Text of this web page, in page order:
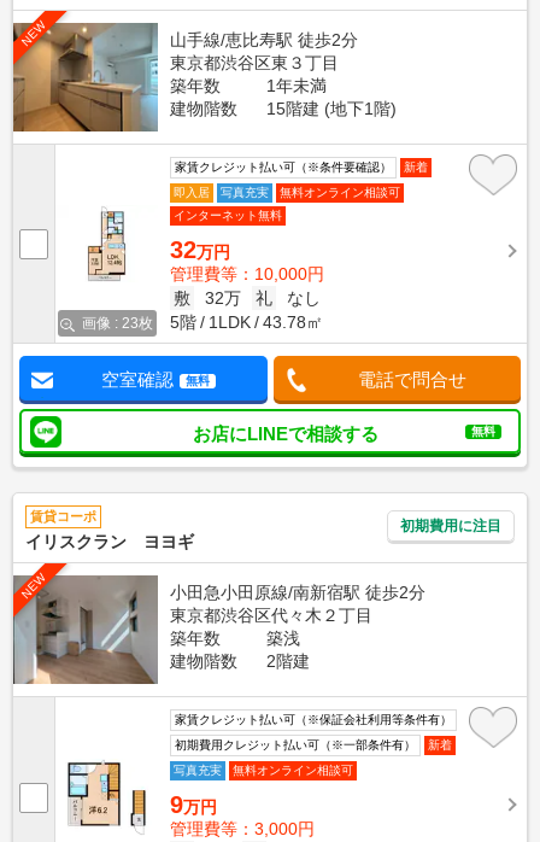
NEW
山手線/恵比寿駅 徒歩2分
東京都渋谷区東３丁目
築年数
1年未満
建物階数
15階建 (地下1階)
画像 : 23枚
家賃クレジット払い可（※条件要確認）
新着
即入居
写真充実
無料オンライン相談可
インターネット無料
32万円
管理費等：10,000円
敷
32万 礼
なし
5階
1LDK 43.78㎡
空室確認 無料 電話で問合せ
お店にLINEで相談する 無料
賃貸コーポ
イリスクラン ヨヨギ
初期費用に注目
NEW
小田急小田原線/南新宿駅 徒歩2分
東京都渋谷区代々木２丁目
築年数
築浅
建物階数
2階建
家賃クレジット払い可（※保証会社利用等条件有）
初期費用クレジット払い可（※一部条件有）
新着
写真充実
無料オンライン相談可
9万円
管理費等：3,000円